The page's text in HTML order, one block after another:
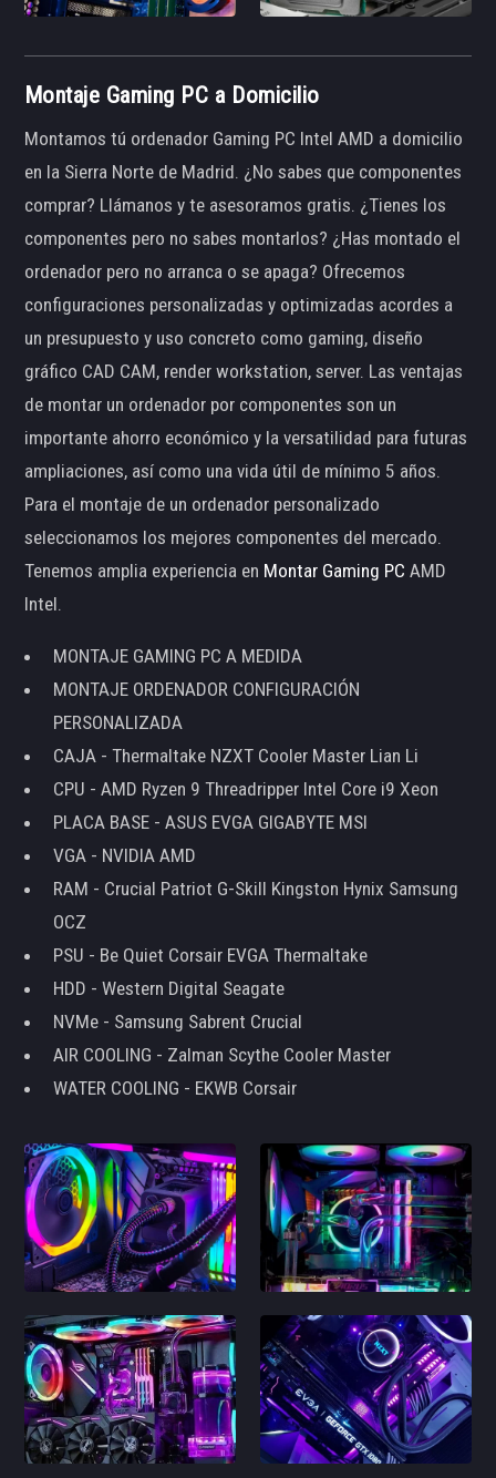
Montaje Gaming PC a Domicilio
Montamos tú ordenador Gaming PC Intel AMD a domicilio
en la Sierra Norte de Madrid. ¿No sabes que componentes
comprar? Llámanos y te asesoramos gratis. ¿Tienes los
componentes pero no sabes montarlos? ¿Has montado el
ordenador pero no arranca o se apaga? Ofrecemos
configuraciones personalizadas y optimizadas acordes a
un presupuesto y uso concreto como gaming, diseño
gráfico CAD CAM, render workstation, server. Las ventajas
de montar un ordenador por componentes son un
importante ahorro económico y la versatilidad para futuras
ampliaciones, así como una vida útil de mínimo 5 años.
Para el montaje de un ordenador personalizado
seleccionamos los mejores componentes del mercado.
Tenemos amplia experiencia en Montar Gaming PC AMD
Intel.
MONTAJE GAMING PC A MEDIDA
MONTAJE ORDENADOR CONFIGURACIÓN
PERSONALIZADA
CAJA - Thermaltake NZXT Cooler Master Lian Li
CPU - AMD Ryzen 9 Threadripper Intel Core i9 Xeon
PLACA BASE - ASUS EVGA GIGABYTE MSI
VGA - NVIDIA AMD
RAM - Crucial Patriot G-Skill Kingston Hynix Samsung
OCZ
PSU - Be Quiet Corsair EVGA Thermaltake
HDD - Western Digital Seagate
NVMe - Samsung Sabrent Crucial
AIR COOLING - Zalman Scythe Cooler Master
WATER COOLING - EKWB Corsair